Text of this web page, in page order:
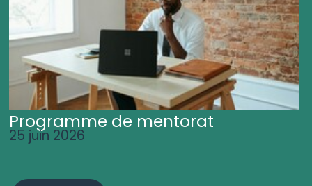
Programme de mentorat
25 juin 2026